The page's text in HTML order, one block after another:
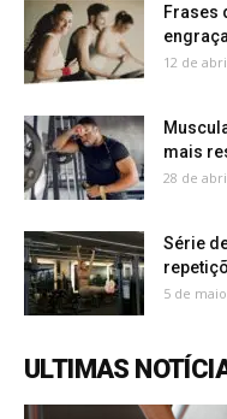
Frases
12 de
mais
28 de
Série
5 de
ULTIMAS